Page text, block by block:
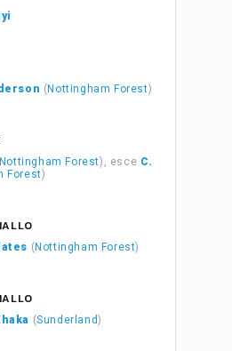
( Nottingham Forest)
Nottingham Forest), esce C.
Forest)
( Nottingham Forest)
(Sunderland)